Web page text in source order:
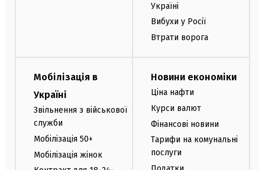
Україні
Вибухи у Росії
Втрати ворога
Мобілізація в
Україні
Звільнення з військової
служби
Мобілізація 50+
Мобілізація жінок
Новини економіки
Ціна нафти
Курси валют
Фінансові новини
Тарифи на комунальні
послуги